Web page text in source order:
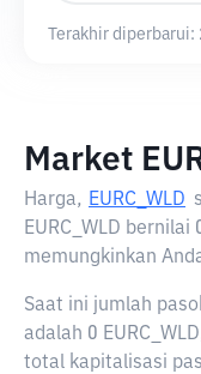
Terakhir diperbarui:
Market
Harga, EURC_WLD
EURC_WLD bernilai
memungkinkan
Saat ini jumlah
adalah 0
total kapitalisasi